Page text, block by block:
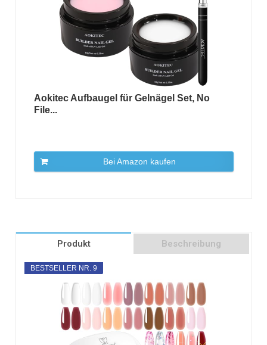
Aokitec Aufbaugel für Gelnägel Set, No
File...
Bei Amazon kaufen
Produkt Beschreibung
BESTSELLER NR. 9